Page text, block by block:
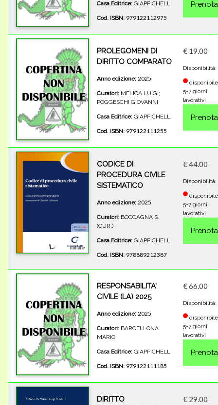
Casa Editrice: GIAPPICHELLI
Cod. ISBN: 979122112975
PROLEGOMENI DI
DIRITTO COMPARATO
Anno edizione: 2025
Curatori: MELICA LUIGI;
POGGESCHI GIOVANNI
Casa Editrice: GIAPPICHELLI
Cod. ISBN: 979122111255
€ 19.00
Disponibilità:
5-7 giorni
lavorativi
CODICE DI
PROCEDURA CIVILE
SISTEMATICO
Anno edizione: 2025
Curatori: BOCCAGNA S.
(CUR.)
Casa Editrice: GIAPPICHELLI
Cod. ISBN: 978889212387
€ 44.00
Disponibilità:
5-7 giorni
lavorativi
RESPONSABILITA'
CIVILE (LA) 2025
Anno edizione: 2025
Curatori: BARCELLONA
MARIO
Casa Editrice: GIAPPICHELLI
Cod. ISBN: 979122111185
€ 66.00
Disponibilità:
5-7 giorni
lavorativi
DIRITTO
€ 29.00